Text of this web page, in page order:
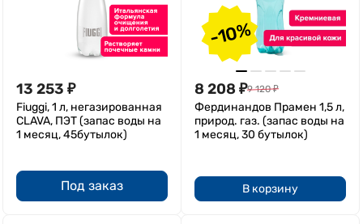
13 253 ₽
Fiuggi, 1 л, негазированная
CLAVA, ПЭТ (запас воды на
1 месяц, 45бутылок)
Под заказ
-10%
8 208 ₽9 120 ₽
Фердинандов Прамен 1,5 л,
природ. газ. (запас воды на
1 месяц, 30 бутылок)
В корзину